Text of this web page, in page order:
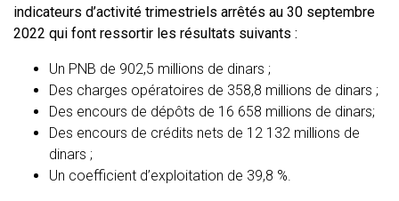
indicateurs d’activité trimestriels arrêtés au 30 septembre
2022 qui font ressortir les résultats suivants :
Un PNB de 902,5 millions de dinars ;
Des charges opératoires de 358,8 millions de dinars ;
Des encours de dépôts de 16 658 millions de dinars;
Des encours de crédits nets de 12 132 millions de
dinars ;
Un coefficient d’exploitation de 39,8 %.